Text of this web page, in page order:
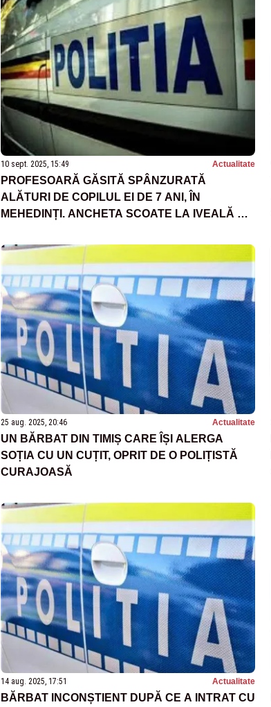
10 sept. 2025, 15:49 Actualitate
PROFESOARĂ GĂSITĂ SPÂNZURATĂ
ALĂTURI DE COPILUL EI DE 7 ANI, ÎN
MEHEDINȚI. ANCHETA SCOATE LA IVEALĂ UN
25 aug. 2025, 20:46 Actualitate
UN BĂRBAT DIN TIMIȘ CARE ÎȘI ALERGA
SOȚIA CU UN CUȚIT, OPRIT DE O POLIȚISTĂ
CURAJOASĂ
14 aug. 2025, 17:51 Actualitate
BĂRBAT INCONȘTIENT DUPĂ CE A INTRAT CU